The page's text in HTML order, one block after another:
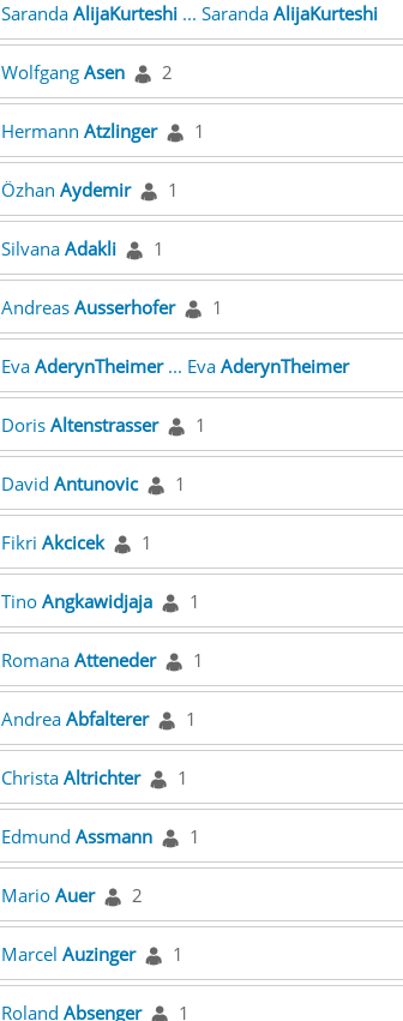
Saranda AlijaKurteshi... Saranda AlijaKurteshi
Wolfgang Asen 2
Hermann Atzlinger 1
Özhan Aydemir 1
Silvana Adakli 1
Andreas Ausserhofer 1
Eva AderynTheimer... Eva AderynTheimer
Doris Altenstrasser 1
David Antunovic 1
Fikri Akcicek 1
Tino Angkawidjaja 1
Romana Atteneder 1
Andrea Abfalterer 1
Christa Altrichter 1
Edmund Assmann 1
Mario Auer 2
Marcel Auzinger 1
Roland Absenger 1